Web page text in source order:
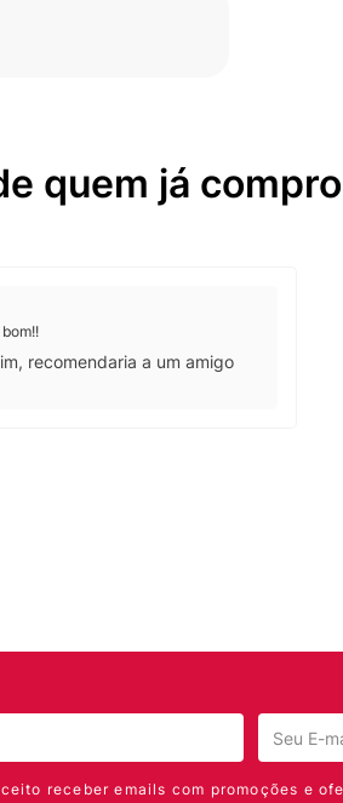
quem já
recomendaria a um amigo
receber emails com promoções e